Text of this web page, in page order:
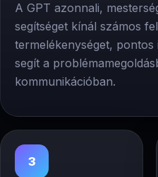
A GPT azonnali,
segítséget kínál számos
termelékenységet,
segít a
kommunikációban.
3